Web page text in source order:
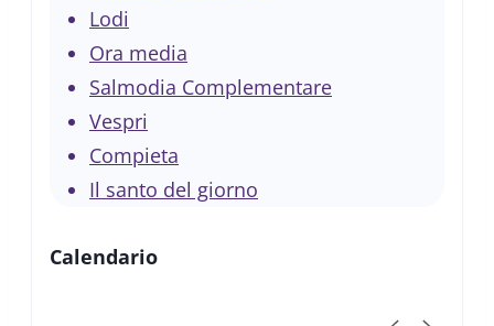
Lodi
Ora media
Salmodia Complementare
Vespri
Compieta
Il santo del giorno
Calendario